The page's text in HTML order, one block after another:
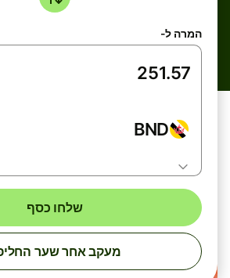
המרה ל-
BND
שלחו כסף
מעקב אחר שער החליפין